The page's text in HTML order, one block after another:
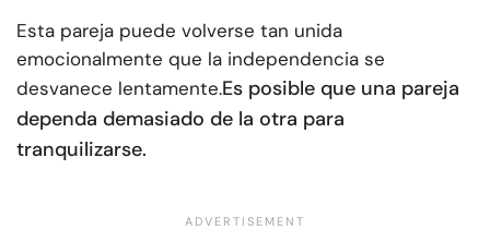
Esta pareja puede volverse tan unida
emocionalmente que la independencia se
desvanece lentamente.Es posible que una pareja
dependa demasiado de la otra para
tranquilizarse.